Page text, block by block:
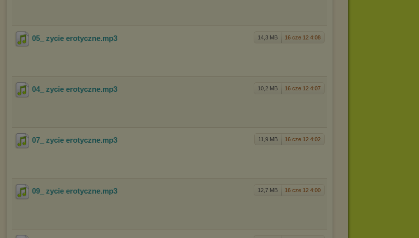
14,3 MB 16 cze 12 4:08
05_ zycie erotyczne.mp3
10,2 MB 16 cze 12 4:07
04_ zycie erotyczne.mp3
11,9 MB 16 cze 12 4:02
07_ zycie erotyczne.mp3
12,7 MB 16 cze 12 4:00
09_ zycie erotyczne.mp3